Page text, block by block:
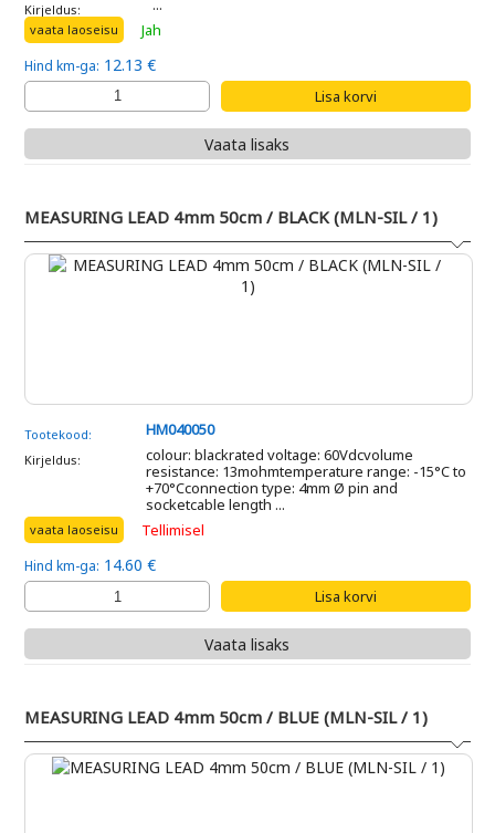
Kirjeldus: ...
vaata laoseisu Jah
Hind km-ga: 12.13 €
Vaata lisaks
MEASURING LEAD 4mm 50cm / BLACK (MLN-SIL / 1)
Tootekood: HM040050
Kirjeldus:
colour: blackrated voltage: 60Vdcvolume
resistance: 13mohmtemperature range: -15°C to
+70°Cconnection type: 4mm Ø pin and
socketcable length ...
vaata laoseisu Tellimisel
Hind km-ga: 14.60 €
Vaata lisaks
MEASURING LEAD 4mm 50cm / BLUE (MLN-SIL / 1)